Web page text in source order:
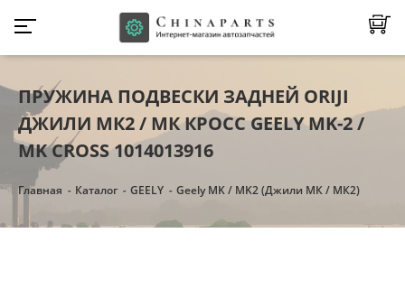
ПРУЖИНА ПОДВЕСКИ ЗАДНЕЙ ORIJI
ДЖИЛИ МК2 / МК КРОСС GEELY MK-2 /
MK CROSS 1014013916
Главная Каталог GEELY Geely MK / MK2 (Джили МК / МК2)